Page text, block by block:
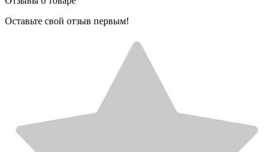
Оставьте свой отзыв первым!